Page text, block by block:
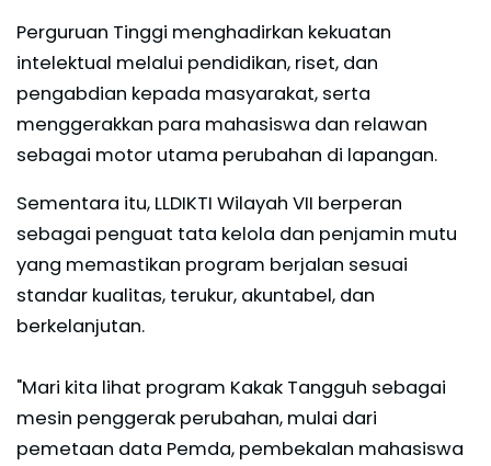
Perguruan Tinggi menghadirkan kekuatan
intelektual melalui pendidikan, riset, dan
pengabdian kepada masyarakat, serta
menggerakkan para mahasiswa dan relawan
sebagai motor utama perubahan di lapangan.
Sementara itu, LLDIKTI Wilayah VII berperan
sebagai penguat tata kelola dan penjamin mutu
yang memastikan program berjalan sesuai
standar kualitas, terukur, akuntabel, dan
berkelanjutan.
"Mari kita lihat program Kakak Tangguh sebagai
mesin penggerak perubahan, mulai dari
pemetaan data Pemda, pembekalan mahasiswa